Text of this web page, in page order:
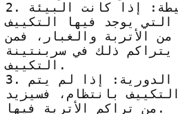
2. البيئة المحيطة: إذا كانت البيئة
التي يوجد فيها التكييف
الأتربة والغبار، فمن
يتراكم ذلك في سربنتينة
التكييف.
3. عدم الصيانة الدورية: إذا لم يتم
بانتظام، فسيزيد
من تراكم الأتربة فيها.